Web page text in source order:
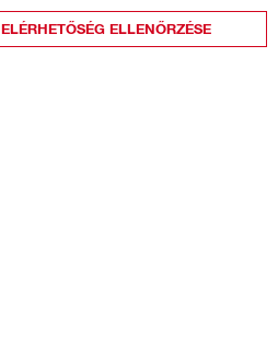
ELÉRHETŐSÉG ELLENŐRZÉSE